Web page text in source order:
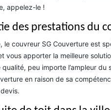
appelez-le !
des prestations du
couvreur SG Couverture est
apporter la meilleure
peu importe l’ampleur
en raison de sa